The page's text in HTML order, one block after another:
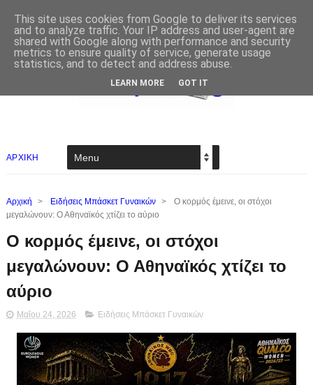
ΑΡΧΙΚΗ
Αρχική > Ειδήσεις Μπάσκετ Γυναικών >
Ο κορμός έμεινε, οι στόχοι
μεγαλώνουν: Ο Αθηναϊκός χτίζει το αύριο
Ο κορμός έμεινε, οι στόχοι
μεγαλώνουν: Ο Αθηναϊκός χτίζει το
αύριο
Μαΐου 24, 2026 Ειδήσεις Μπάσκετ Γυναικών
This site uses cookies from Google to deliver its services
and to analyze traffic. Your IP address and user-agent are
shared with Google along with performance and security
metrics to ensure quality of service, generate usage
statistics, and to detect and address abuse.
LEARN MORE GOT IT